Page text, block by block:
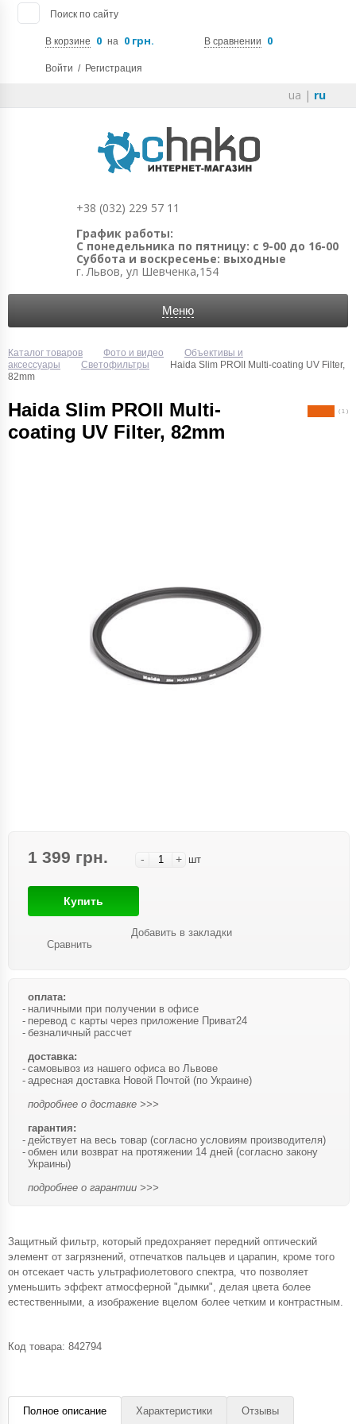
Поиск по сайту
В корзине 0 на 0 грн. В сравнении 0
Войти / Регистрация
ua | ru
+38 (032) 229 57 11
График работы:
С понедельника по пятницу: с 9-00 до 16-00
Суббота и воскресенье: выходные
г. Львов, ул Шевченка,154
Меню
Каталог товаров Фото и видео
Объективы и
аксессуары
Светофильтры
Haida Slim PROII Multi-coating UV Filter,
82mm
Haida Slim PROII Multi-
coating UV Filter, 82mm
( 1 )
1 399 грн. - + шт
Купить
Сравнить
Добавить в закладки
оплата:
наличными при получении в офисе
перевод с карты через приложение Приват24
безналичный рассчет
доставка:
самовывоз из нашего офиса во Львове
адресная доставка Новой Почтой (по Украине)
подробнее о доставке >>>
гарантия:
действует на весь товар (согласно условиям производителя)
обмен или возврат на протяжении 14 дней (согласно закону
Украины)
подробнее о гарантии >>>
Защитный фильтр, который предохраняет передний оптический
элемент от загрязнений, отпечатков пальцев и царапин, кроме того
он отсекает часть ультрафиолетового спектра, что позволяет
уменьшить эффект атмосферной "дымки", делая цвета более
естественными, а изображение вцелом более четким и контрастным.
Код товара: 842794
Полное описание Характеристики Отзывы